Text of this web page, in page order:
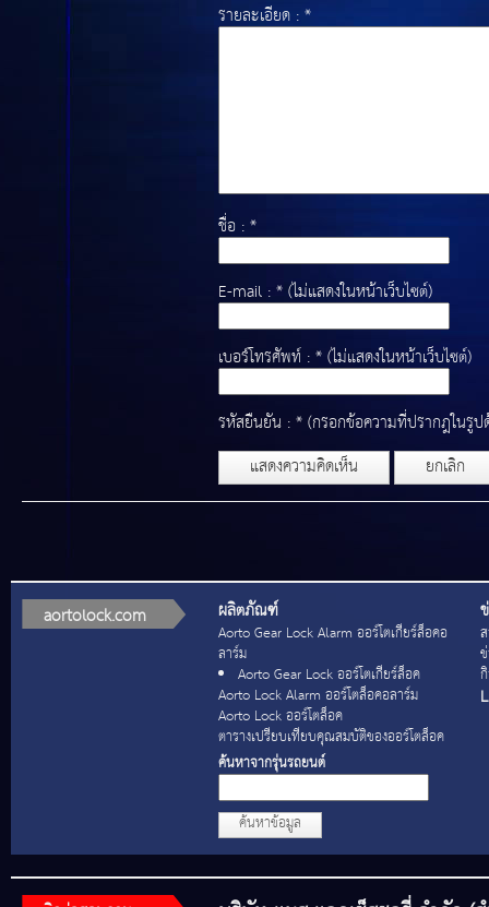
รายละเอียด : *
ชื่อ : *
E-mail : * (ไม่แสดงในหน้าเว็บไซต์)
เบอร์โทรศัพท์ : * (ไม่แสดงในหน้าเว็บไซต์)
รหัสยืนยัน : * (กรอกข้อความที่ปรากฎในรูป
แสดงความคิดเห็น
ยกเลิก
aortolock.com ผลิตภัณฑ์
Aorto Gear Lock Alarm ออร์โตเกียร์ล็อคอ
ลาร์ม
Aorto Gear Lock ออร์โตเกียร์ล็อค
Aorto Lock Alarm ออร์โตล็อคอลาร์ม
Aorto Lock ออร์โตล็อค
ตารางเปรียบเทียบคุณสมบัติของออร์โตล็อค
ค้นหาจากรุ่นรถยนต์
ค้นหาข้อมูล